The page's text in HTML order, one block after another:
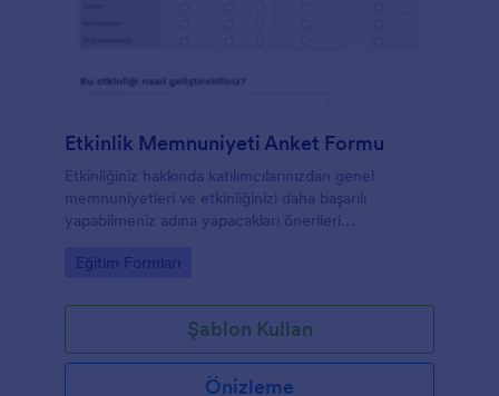
Etkinlik Memnuniyeti Anket Formu
Etkinliğiniz hakkında katılımcılarınızdan genel
memnuniyetleri ve etkinliğinizi daha başarılı
yapabilmeniz adına yapacakları önerileri
Go to Category:
Eğitim Formları
Şablon Kullan
Önizleme